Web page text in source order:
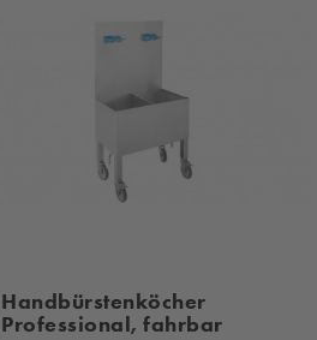
Handbürstenköcher
Professional, fahrbar